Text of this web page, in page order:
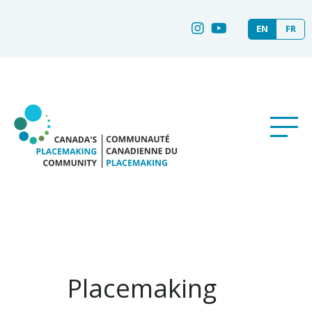
EN FR
Placemaking